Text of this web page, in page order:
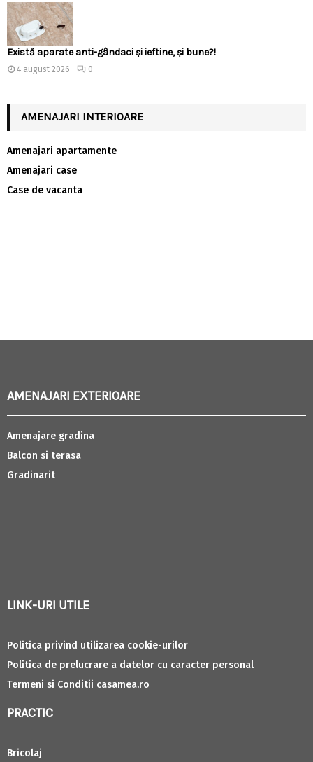
Există aparate anti-gândaci și ieftine, și bune?!
4 august 2026 0
AMENAJARI INTERIOARE
Amenajari apartamente
Amenajari case
Case de vacanta
AMENAJARI EXTERIOARE
Amenajare gradina
Balcon si terasa
Gradinarit
LINK-URI UTILE
Politica privind utilizarea cookie-urilor
Politica de prelucrare a datelor cu caracter personal
Termeni si Conditii casamea.ro
PRACTIC
Bricolaj